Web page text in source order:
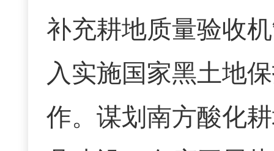
补充耕地质量验收
入实施国家黑土地
作。谋划南方酸化